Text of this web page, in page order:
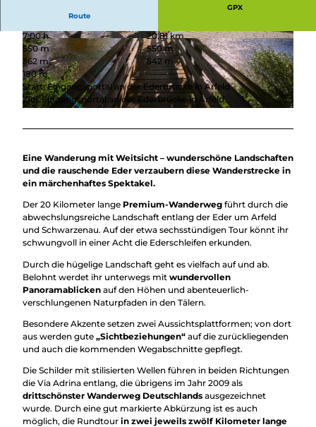
Trekkingplätze
bei uns
unterwegs
© Klaus-Peter Kappest, Touristikverband Sieger
land-Wittgenstein e.V. | CC-BY-SA
© Klaus-Peter Kappest , Touristikverband Siege
rland-Wittgenstein e.V. |CC-BY-SA
Route
GPX
7:00 h
20,81 km
550 m
550 m
362 m
542 m
180 m
Start: Eingangsportal an der Ederbrücke in Arfeld
Ziel: Eingangsportal an der Ederbrücke in Arfeld
Eine Wanderung mit Weitsicht – wunderschöne Landschaften
und die rauschende Eder verzaubern diese Wanderstrecke in
ein märchenhaftes Spektakel.
Der 20 Kilometer lange Premium-Wanderweg führt durch die
abwechslungsreiche Landschaft entlang der Eder um Arfeld
und Schwarzenau. Auf der etwa sechsstündigen Tour könnt ihr
schwungvoll in einer Acht die Ederschleifen erkunden.
Durch die hügelige Landschaft geht es vielfach auf und ab.
Belohnt werdet ihr unterwegs mit wundervollen
Panoramablicken auf den Höhen und abenteuerlich-
verschlungenen Naturpfaden in den Tälern.
Besondere Akzente setzen zwei Aussichtsplattformen; von dort
aus werden gute „Sichtbeziehungen“ auf die zurückliegenden
und auch die kommenden Wegabschnitte gepflegt.
Die Schilder mit stilisierten Wellen führen in beiden Richtungen
die Via Adrina entlang, die übrigens im Jahr 2009 als
drittschönster Wanderweg Deutschlands ausgezeichnet
wurde. Durch eine gut markierte Abkürzung ist es auch
möglich, die Rundtour in zwei jeweils zwölf Kilometer lange